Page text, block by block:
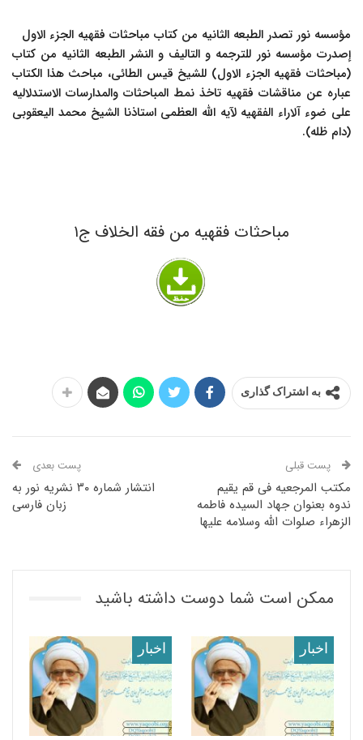
مؤسسه نور تصدر الطبعه الثانیه من کتاب مباحثات فقهیه الجزء الاول
إصدرت مؤسسه نور للترجمه و التالیف و النشر الطبعه الثانیه من کتاب
(مباحثات فقهیه الجزء الاول) للشیخ قیس الطائی، مباحث هذا الکتاب
عباره عن مناقشات فقهیه تاخذ نمط المباحثات والمدارسات الاستدلالیه
علی ضوء آلاراء الفقهیه لآیه الله العظمى استاذنا الشیخ محمد الیعقوبی
(دام ظله).
مباحثات فقهیه من فقه الخلاف ج۱
به اشتراک گذاری
پست قبلی
مکتب المرجعیه فی قم یقیم
ندوه بعنوان جهاد السیده فاطمه
الزهراء صلوات الله وسلامه علیها
پست بعدی
انتشار شماره ۳۰ نشریه نور به
زبان فارسی
ممکن است شما دوست داشته باشید
اخبار اخبار